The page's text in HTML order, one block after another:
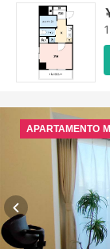
APARTAMENTO